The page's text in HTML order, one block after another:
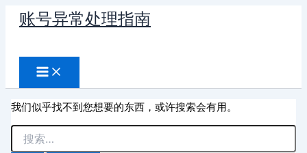
账号异常处理指南
索
我们似乎找不到您想要的东西，或许搜索会有用。
搜
索：